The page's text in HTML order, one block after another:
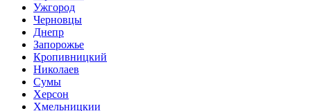
Ужгород
Черновцы
Днепр
Запорожье
Кропивницкий
Николаев
Сумы
Херсон
Хмельницкии